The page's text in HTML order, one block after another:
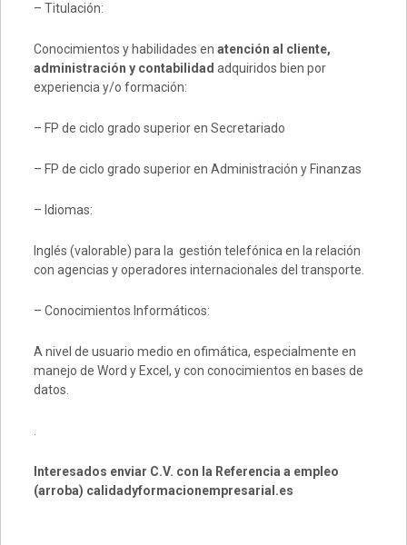
– Titulación:
Conocimientos y habilidades en atención al cliente,
administración y contabilidad adquiridos bien por
experiencia y/o formación:
– FP de ciclo grado superior en Secretariado
– FP de ciclo grado superior en Administración y Finanzas
– Idiomas:
Inglés (valorable) para la gestión telefónica en la relación
con agencias y operadores internacionales del transporte.
– Conocimientos Informáticos:
A nivel de usuario medio en ofimática, especialmente en
manejo de Word y Excel, y con conocimientos en bases de
datos.
Interesados enviar C.V. con la Referencia a empleo
(arroba) calidadyformacionempresarial.es